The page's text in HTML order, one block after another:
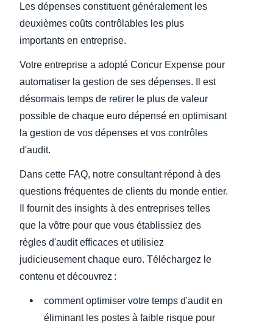
Norway (English)
Les dépenses constituent généralement les
deuxièmes coûts contrôlables les plus
importants en entreprise.
Votre entreprise a adopté Concur Expense pour
automatiser la gestion de ses dépenses. Il est
désormais temps de retirer le plus de valeur
possible de chaque euro dépensé en optimisant
la gestion de vos dépenses et vos contrôles
d'audit.
Dans cette FAQ, notre consultant répond à des
questions fréquentes de clients du monde entier.
Il fournit des insights à des entreprises telles
que la vôtre pour que vous établissiez des
règles d'audit efficaces et utilisiez
judicieusement chaque euro. Téléchargez le
contenu et découvrez :
comment optimiser votre temps d'audit en
éliminant les postes à faible risque pour